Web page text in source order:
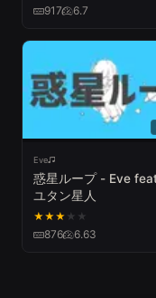
917 6.7
Eve
惑星ループ - Eve feat.ナ
ユタン星人
★★★ ★ ★
876 6.63